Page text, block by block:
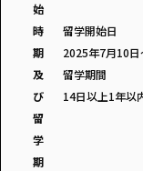
始
時
期
及
び
留
学
期
留学開始日
2025年7月10
留学期間
14日以上1年以